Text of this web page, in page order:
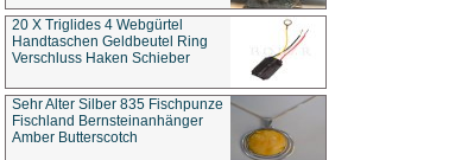
20 X Triglides 4 Webgürtel
Handtaschen Geldbeutel Ring
Verschluss Haken Schieber
Sehr Alter Silber 835 Fischpunze
Fischland Bernsteinanhänger
Amber Butterscotch